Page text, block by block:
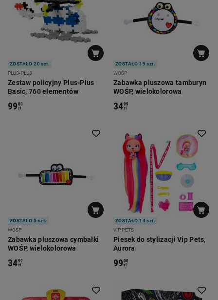
ZOSTAŁO 20 szt.
PLUS-PLUS
Zestaw policyjny Plus-Plus
Basic, 760 elementów
9900
zł
ZOSTAŁO 19 szt.
WOŚP
Zabawka pluszowa tamburyn
WOŚP, wielokolorowa
3499
zł
ZOSTAŁO 5 szt.
WOŚP
Zabawka pluszowa cymbałki
WOŚP, wielokolorowa
3499
zł
ZOSTAŁO 14 szt.
VIP PETS
Piesek do stylizacji Vip Pets,
Aurora
9900
zł